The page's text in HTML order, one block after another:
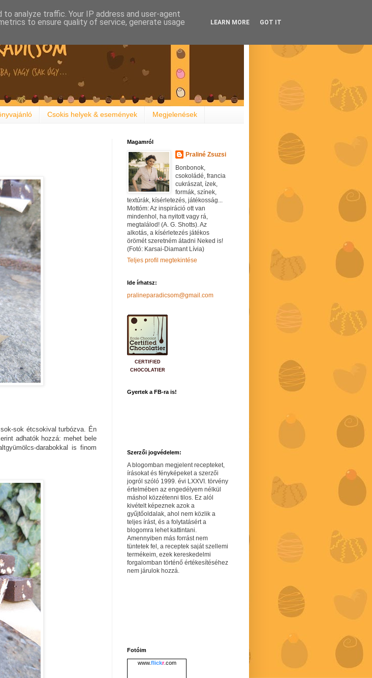
Csokis helyek & események Megjelenések
sok étcsokival turbózva. Én
adhatók hozzá: mehet bele
darabokkal is finom
Magamról
Praliné Zsuzsi
Bonbonok,
csokoládé, francia
cukrászat, ízek,
formák, színek,
textúrák, kísérletezés, játékosság...
Mottóm: Az inspiráció ott van
mindenhol, ha nyitott vagy rá,
megtalálod! (A. G. Shotts). Az
alkotás, a kísérletezés játékos
örömét szeretném átadni Neked is!
(Fotó: Karsai-Diamant Lívia)
Teljes profil megtekintése
Ide írhatsz:
pralineparadicsom@gmail.com
CERTIFIED
CHOCOLATIER
Gyertek a FB-ra is!
Szerzői jogvédelem:
A blogomban megjelent recepteket,
írásokat és fényképeket a szerzői
jogról szóló 1999. évi LXXVI. törvény
értelmében az engedélyem nélkül
máshol közzétenni tilos. Ez alól
kivételt képeznek azok a
gyűjtőoldalak, ahol nem közlik a
teljes írást, és a folytatásért a
blogomra lehet kattintani.
Amennyiben más forrást nem
tüntetek fel, a receptek saját szellemi
termékeim, ezek kereskedelmi
forgalomban történő értékesítéséhez
nem járulok hozzá.
Fotóim
www.flickr.com
analyze traffic. Your IP address and user-agent
to ensure quality of service, generate usage
LEARN MORE GOT IT